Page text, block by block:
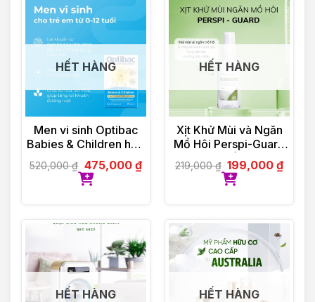
HẾT HÀNG
Men vi sinh Optibac
Babies & Children hộp
30 gói
520,000₫ 475,000 ₫
HẾT HÀNG
Xịt Khử Mùi và Ngăn
Mồ Hôi Perspi-Guard
Hiệu Quả Tối Ưu 30ml
219,000₫ 199,000₫
HẾT HÀNG HẾT HÀNG